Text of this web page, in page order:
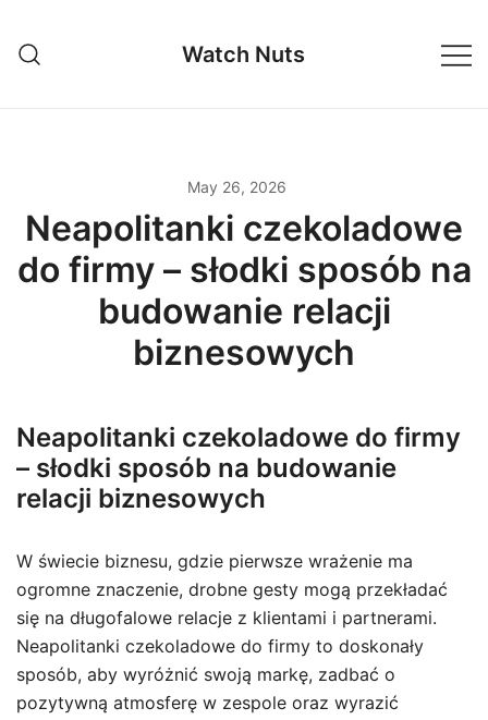
content
Watch Nuts
May 26, 2026
Neapolitanki czekoladowe
do firmy – słodki sposób na
budowanie relacji
biznesowych
Neapolitanki czekoladowe do firmy
– słodki sposób na budowanie
relacji biznesowych
W świecie biznesu, gdzie pierwsze wrażenie ma
ogromne znaczenie, drobne gesty mogą przekładać
się na długofalowe relacje z klientami i partnerami.
Neapolitanki czekoladowe do firmy to doskonały
sposób, aby wyróżnić swoją markę, zadbać o
pozytywną atmosferę w zespole oraz wyrazić